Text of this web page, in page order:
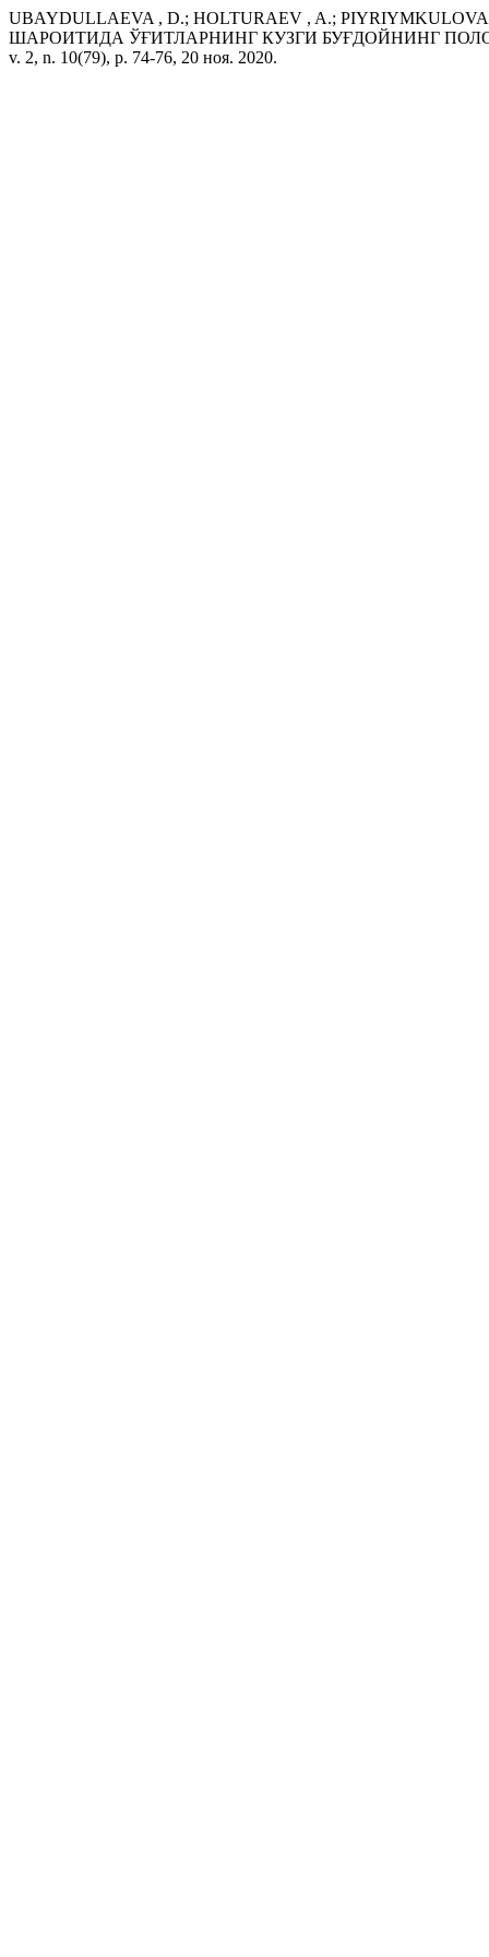
UBAYDULLAEVA , D.; HOLTURAEV , A.;
ШАРОИТИДА ЎҒИТЛАРНИНГ КУЗГИ БУҒДОЙНИНГ
v. 2, n. 10(79), p. 74-76, 20 ноя. 2020.